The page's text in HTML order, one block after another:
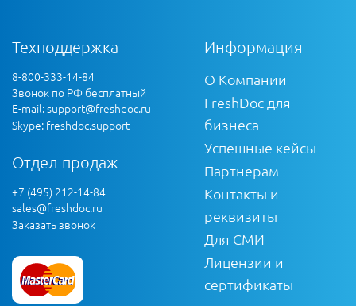
Техподдержка
8-800-333-14-84
Звонок по РФ бесплатный
E-mail:support@freshdoc.ru
Skype: freshdoc.support
Отдел продаж
+7 (495) 212-14-84
sales@freshdoc.ru
Заказать звонок
Информация
О Компании
FreshDoc для
бизнеса
Успешные кейсы
Партнерам
Контакты и
реквизиты
Для СМИ
Лицензии и
сертификаты